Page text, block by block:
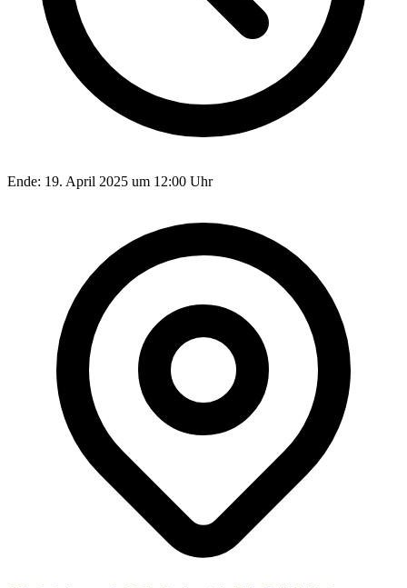
Ende: 19. April 2025 um 12:00 Uhr